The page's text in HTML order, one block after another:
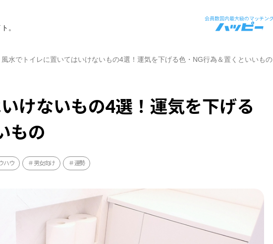
。
風水でトイレに置いてはいけないもの4選！運気を下げる色・NG行為＆置くといいもの
けないもの4選！運気を下げる
もの
ハウ 男女向け 運勢